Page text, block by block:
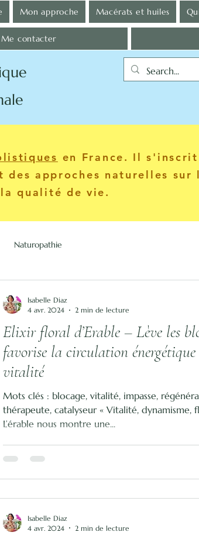
Mon approche Macérats et huiles
Me contacter
en France. Il s'inscrit
approches naturelles sur
qualité de vie.
Naturopathie
Elixir floral d’Erable – Lève les
favorise la circulation
vitalité
Mots clés : blocage, vitalité, impasse,
thérapeute, catalyseur « Vitalité, dynamisme,
L’érable nous montre une...
Isabelle Diaz
4 avr. 2024
2 min de lecture
Isabelle Diaz
4 avr. 2024
2 min de lecture